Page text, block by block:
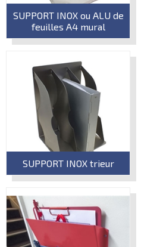
SUPPORT INOX ou ALU de
feuilles A4 mural
SUPPORT INOX trieur